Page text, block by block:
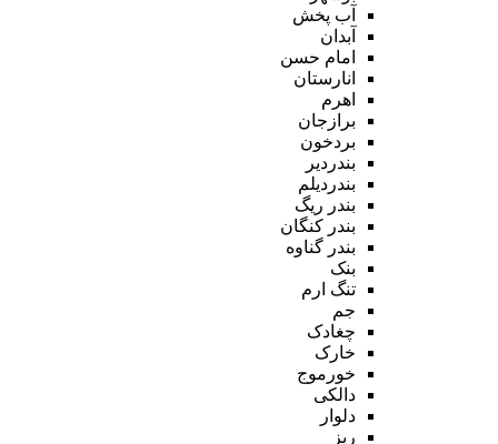
آب پخش
آبدان
امام حسن
انارستان
اهرم
برازجان
بردخون
بندردیر
بندردیلم
بندر ریگ
بندر کنگان
بندر گناوه
بنک
تنگ ارم
جم
چغادک
خارک
خورموج
دالکی
دلوار
ریز